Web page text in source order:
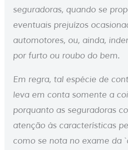
seguradoras, quando se
eventuais prejuízos
automotores, ou, ainda,
por furto ou roubo do bem.
Em regra, tal espécie de
leva em conta somente a
porquanto as seguradoras
atenção às características
como se nota no exame da